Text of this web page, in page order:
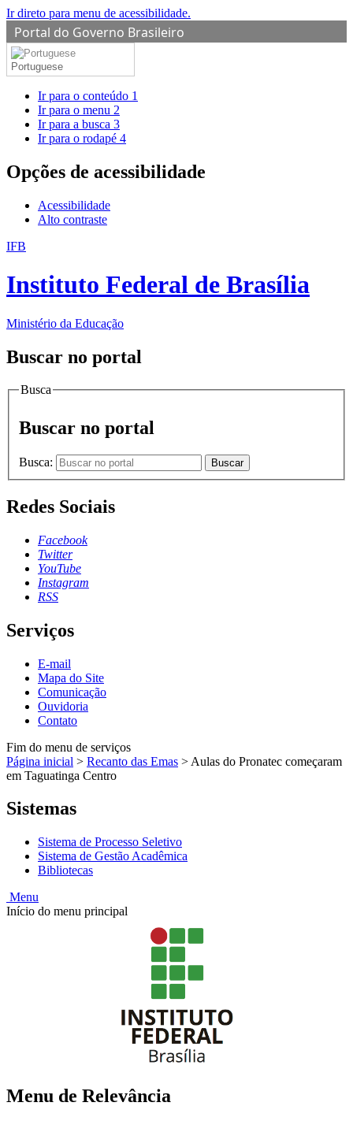
Ir direto para menu de acessibilidade.
Portal do Governo Brasileiro
Portuguese
Ir para o conteúdo 1
Ir para o menu 2
Ir para a busca 3
Ir para o rodapé 4
Opções de acessibilidade
Acessibilidade
Alto contraste
IFB
Instituto Federal de Brasília
Ministério da Educação
Buscar no portal
Busca
Buscar no portal
Busca: Buscar
Redes Sociais
Facebook
Twitter
YouTube
Instagram
RSS
Serviços
E-mail
Mapa do Site
Comunicação
Ouvidoria
Contato
Fim do menu de serviços
Página inicial > Recanto das Emas > Aulas do Pronatec começaram
em Taguatinga Centro
Sistemas
Sistema de Processo Seletivo
Sistema de Gestão Acadêmica
Bibliotecas
Menu
Início do menu principal
Menu de Relevância